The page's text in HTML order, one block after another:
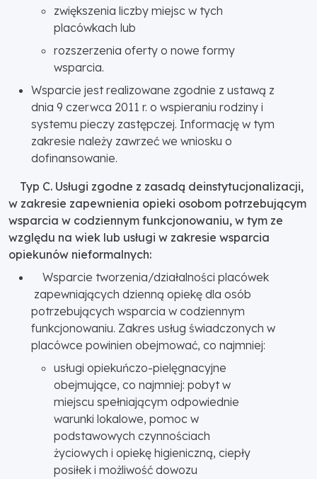
zwiększenia liczby miejsc w tych
placówkach lub
rozszerzenia oferty o nowe formy
wsparcia.
Wsparcie jest realizowane zgodnie z ustawą z
dnia 9 czerwca 2011 r. o wspieraniu rodziny i
systemu pieczy zastępczej. Informację w tym
zakresie należy zawrzeć we wniosku o
dofinansowanie.
Typ C. Usługi zgodne z zasadą deinstytucjonalizacji,
w zakresie zapewnienia opieki osobom potrzebującym
wsparcia w codziennym funkcjonowaniu, w tym ze
względu na wiek lub usługi w zakresie wsparcia
opiekunów nieformalnych:
Wsparcie tworzenia/działalności placówek
zapewniających dzienną opiekę dla osób
potrzebujących wsparcia w codziennym
funkcjonowaniu. Zakres usług świadczonych w
placówce powinien obejmować, co najmniej:
usługi opiekuńczo-pielęgnacyjne
obejmujące, co najmniej: pobyt w
miejscu spełniającym odpowiednie
warunki lokalowe, pomoc w
podstawowych czynnościach
życiowych i opiekę higieniczną, ciepły
posiłek i możliwość dowozu